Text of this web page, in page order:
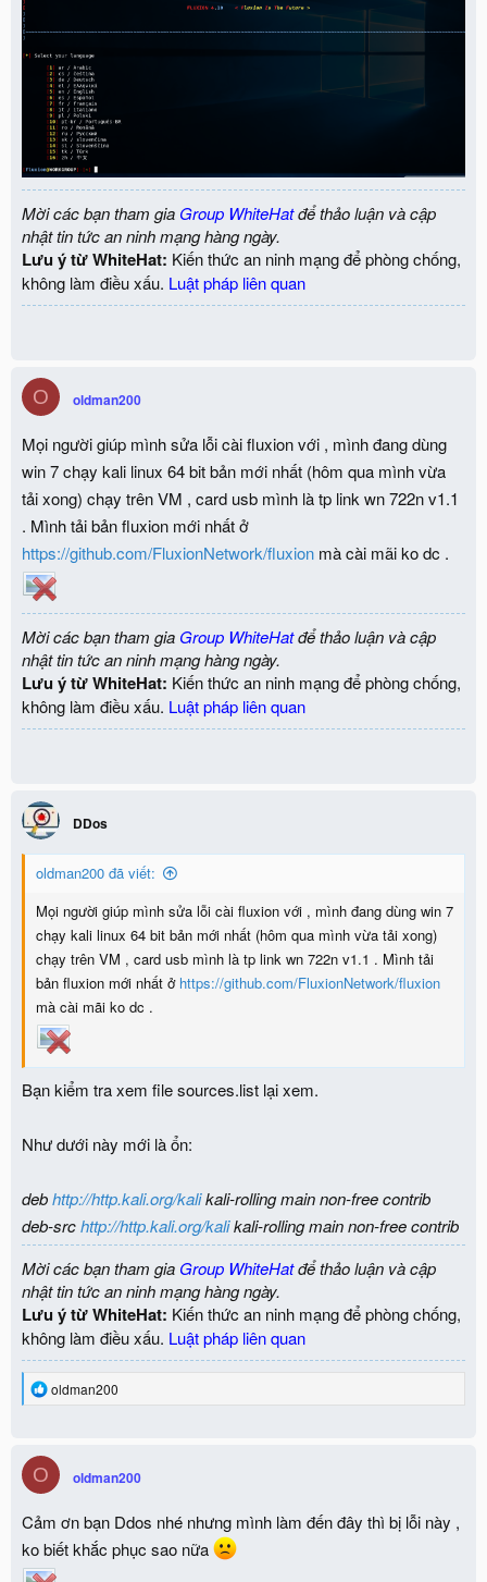
Mời các bạn tham gia Group WhiteHatđể thảo luận và cập
nhật tin tức an ninh mạng hàng ngày.
Lưu ý từ WhiteHat: Kiến thức an ninh mạng để phòng chống,
không làm điều xấu. Luật pháp liên quan
O oldman200
Mọi người giúp mình sửa lỗi cài fluxion với , mình đang dùng
win 7 chạy kali linux 64 bit bản mới nhất (hôm qua mình vừa
tải xong) chạy trên VM , card usb mình là tp link wn 722n v1.1
. Mình tải bản fluxion mới nhất ở
https://github.com/FluxionNetwork/fluxion mà cài mãi ko dc .
Mời các bạn tham gia Group WhiteHatđể thảo luận và cập
nhật tin tức an ninh mạng hàng ngày.
Lưu ý từ WhiteHat: Kiến thức an ninh mạng để phòng chống,
không làm điều xấu. Luật pháp liên quan
DDos
oldman200 đã viết:
Mọi người giúp mình sửa lỗi cài fluxion với , mình đang dùng win 7
chạy kali linux 64 bit bản mới nhất (hôm qua mình vừa tải xong)
chạy trên VM , card usb mình là tp link wn 722n v1.1 . Mình tải
bản fluxion mới nhất ở https://github.com/FluxionNetwork/fluxion
mà cài mãi ko dc .
Bạn kiểm tra xem file sources.list lại xem.
Như dưới này mới là ổn:
debhttp://http.kali.org/kalikali-rolling main non-free contrib
deb-srchttp://http.kali.org/kalikali-rolling main non-free contrib
Mời các bạn tham gia Group WhiteHatđể thảo luận và cập
nhật tin tức an ninh mạng hàng ngày.
Lưu ý từ WhiteHat: Kiến thức an ninh mạng để phòng chống,
không làm điều xấu. Luật pháp liên quan
R
t
o
s
:
oldman200
O oldman200
Cảm ơn bạn Ddos nhé nhưng mình làm đến đây thì bị lỗi này ,
ko biết khắc phục sao nữa